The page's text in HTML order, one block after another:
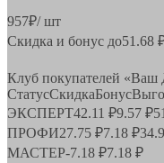
957₽/ шт
Скидка и бонус до51.68
Клуб покупателей «Ваш
СтатусСкидкаБонус
ЭКСПЕРТ42.11 ₽9.57 ₽
ПРОФИ27.75 ₽7.18 ₽
МАСТЕР-7.18 ₽7.18 ₽